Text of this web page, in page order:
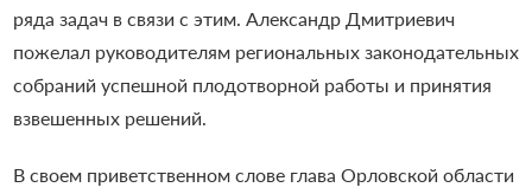
ряда задач в связи с этим. Александр Дмитриевич
пожелал руководителям региональных законодательных
собраний успешной плодотворной работы и принятия
взвешенных решений.
В своем приветственном слове глава Орловской области